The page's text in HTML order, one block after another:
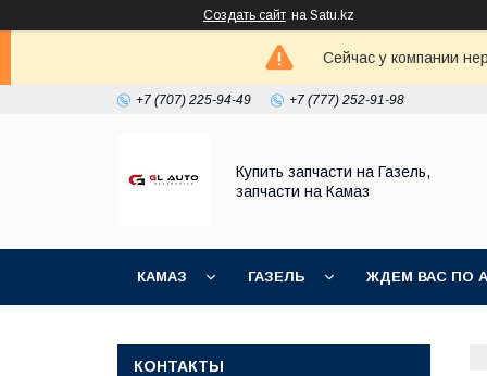
Создать сайт на Satu.kz
Сейчас у компании
+7 (707) 225-94-49 +7 (777) 252-91-98
Купить запчасти на Газель,
запчасти на Камаз
КАМАЗ ГАЗЕЛЬ ЖДЕМ ВАС ПО
КОНТАКТЫ